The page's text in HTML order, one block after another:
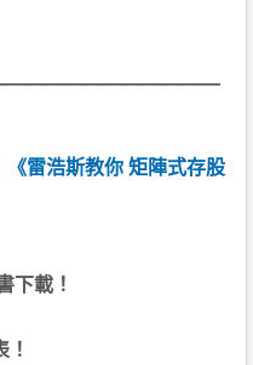
《雷浩斯教你 矩陣式存股
下載！